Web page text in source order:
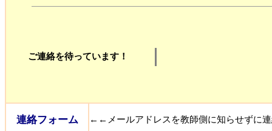
ご連絡を待っています！
連絡フォーム ←←メールアドレスを教師側に知らせずに